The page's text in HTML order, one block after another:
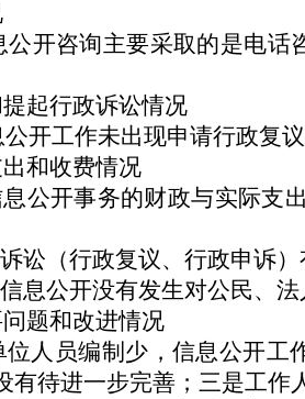
公开咨询主要采取的是电
起行政诉讼情况
开工作未出现申请行政复
和收费情况
公开事务的财政与实际支
讼（行政复议、行政申诉）
息公开没有发生对公民、法
题和改进情况
人员编制少，信息公开
待进一步完善；三是工作